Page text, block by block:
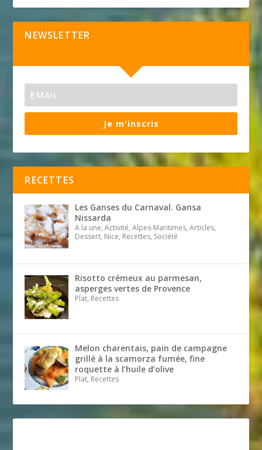
NEWSLETTER
Je m'inscris
RECETTES
Les Ganses du Carnaval. Gansa
Nissarda
A la une, Activité, Alpes-Maritimes, Articles,
Dessert, Nice, Recettes, Société
Risotto crémeux au parmesan,
asperges vertes de Provence
Plat, Recettes
Melon charentais, pain de campagne
grillé à la scamorza fumée, fine
roquette à l’huile d’olive
Plat, Recettes